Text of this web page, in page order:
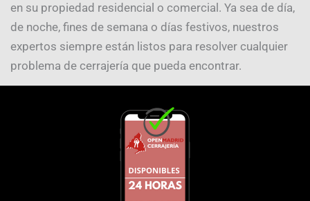
en su propiedad residencial o comercial. Ya sea de día,
de noche, fines de semana o días festivos, nuestros
expertos siempre están listos para resolver cualquier
problema de cerrajería que pueda encontrar.